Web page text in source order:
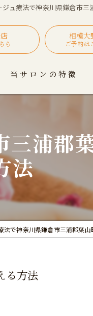
ジュ療法で神奈川県鎌倉市
ら
相模大
ご予約は
当サロンの特徴
浮腫み
疲労
三浦郡
法
法で神奈川県鎌倉市三浦郡葉
る方法